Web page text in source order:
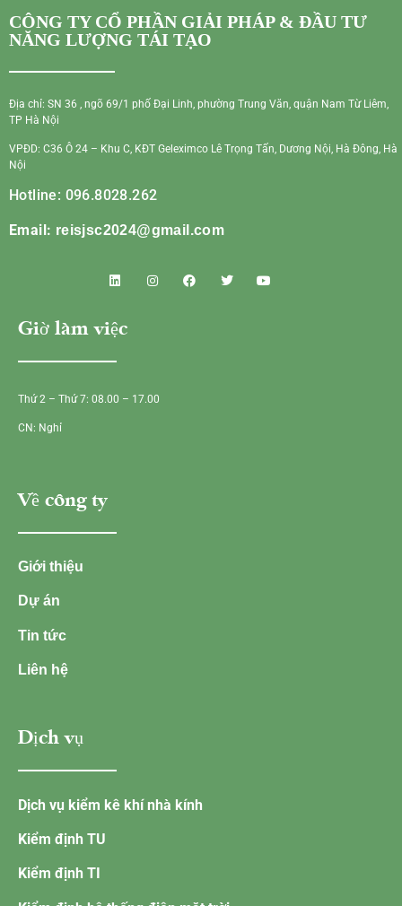
CÔNG TY CỔ PHẦN GIẢI PHÁP & ĐẦU TƯ
NĂNG LƯỢNG TÁI TẠO
Địa chỉ: SN 36 , ngõ 69/1 phố Đại Linh, phường Trung Văn, quận Nam Từ Liêm,
TP Hà Nội
VPĐD: C36 Ô 24 – Khu C, KĐT Geleximco Lê Trọng Tấn, Dương Nội, Hà Đông, Hà
Nội
Hotline: 096.8028.262
Email: reisjsc2024@gmail.com
Giờ làm việc
Thứ 2 – Thứ 7: 08.00 – 17.00
CN: Nghỉ
Về công ty
Giới thiệu
Dự án
Tin tức
Liên hệ
Dịch vụ
Dịch vụ kiểm kê khí nhà kính
Kiểm định TU
Kiểm định TI